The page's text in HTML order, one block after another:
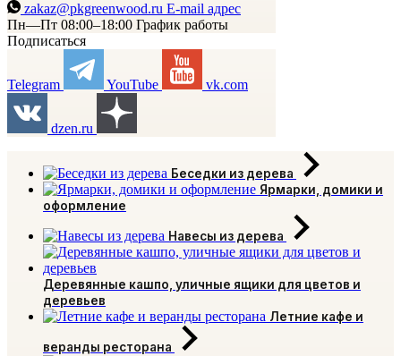
zakaz@pkgreenwood.ru E-mail адрес
Пн—Пт 08:00–18:00 График работы
Подписаться
Telegram YouTube vk.com
dzen.ru
Беседки из дерева
Ярмарки, домики и
оформление
Навесы из дерева
Деревянные кашпо, уличные ящики для цветов и
деревьев
Летние кафе и
веранды ресторана